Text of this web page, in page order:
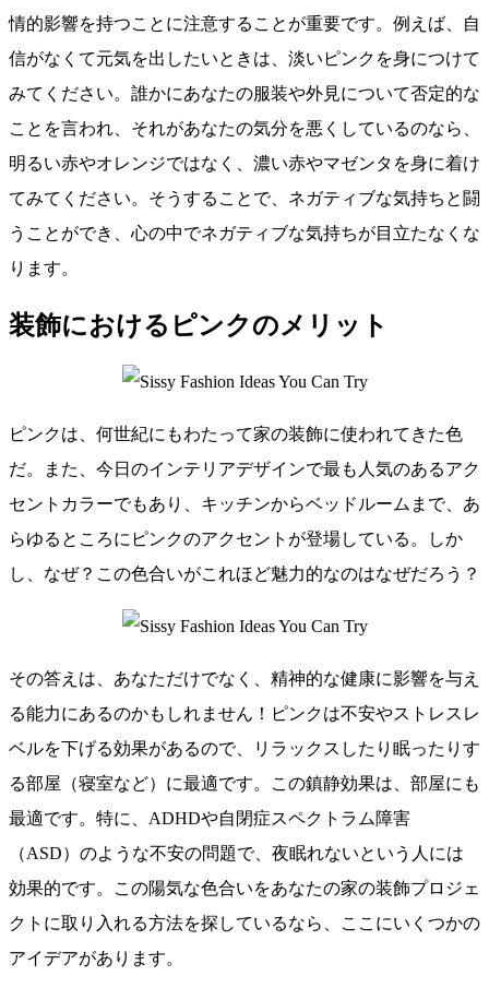
情的影響を持つことに注意することが重要です。例えば、自
信がなくて元気を出したいときは、淡いピンクを身につけて
みてください。誰かにあなたの服装や外見について否定的な
ことを言われ、それがあなたの気分を悪くしているのなら、
明るい赤やオレンジではなく、濃い赤やマゼンタを身に着け
てみてください。そうすることで、ネガティブな気持ちと闘
うことができ、心の中でネガティブな気持ちが目立たなくな
ります。
装飾におけるピンクのメリット
ピンクは、何世紀にもわたって家の装飾に使われてきた色
だ。また、今日のインテリアデザインで最も人気のあるアク
セントカラーでもあり、キッチンからベッドルームまで、あ
らゆるところにピンクのアクセントが登場している。しか
し、なぜ？この色合いがこれほど魅力的なのはなぜだろう？
その答えは、あなただけでなく、精神的な健康に影響を与え
る能力にあるのかもしれません！ピンクは不安やストレスレ
ベルを下げる効果があるので、リラックスしたり眠ったりす
る部屋（寝室など）に最適です。この鎮静効果は、部屋にも
最適です。特に、ADHDや自閉症スペクトラム障害
（ASD）のような不安の問題で、夜眠れないという人には
効果的です。この陽気な色合いをあなたの家の装飾プロジェ
クトに取り入れる方法を探しているなら、ここにいくつかの
アイデアがあります。